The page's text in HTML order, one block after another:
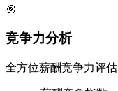
🎯
竞争力分析
全方位薪酬竞争力评估